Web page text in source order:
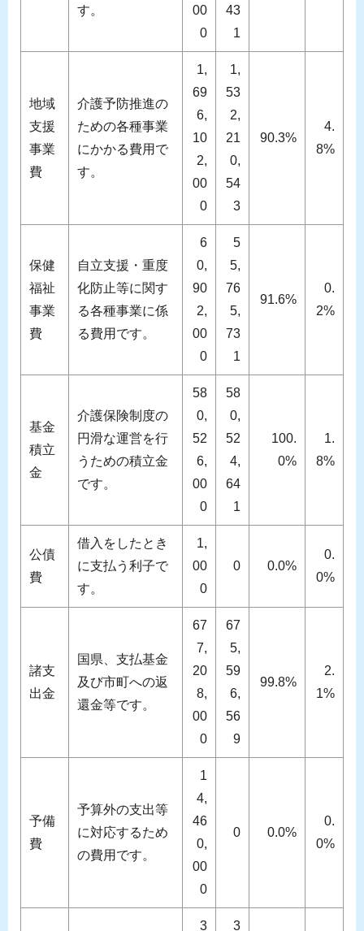
す。
00
0
43
1
地域
支援
事業
費
介護予防推進の
ための各種事業
にかかる費用で
す。
1,
69
6,
10
2,
00
0
1,
53
2,
21
0,
54
3
90.3%
4.
8%
保健
福祉
事業
費
自立支援・重度
化防止等に関す
る各種事業に係
る費用です。
6
0,
90
2,
00
0
5
5,
76
5,
73
1
91.6%
0.
2%
基金
積立
金
介護保険制度の
円滑な運営を行
うための積立金
です。
58
0,
52
6,
00
0
58
0,
52
4,
64
1
100.
0%
1.
8%
公債
費
借入をしたとき
に支払う利子で
す。
1,
00
0
0 0.0%
0.
0%
諸支
出金
国県、支払基金
及び市町への返
還金等です。
67
7,
20
8,
00
0
67
5,
59
6,
56
9
99.8%
2.
1%
予備
費
予算外の支出等
に対応するため
の費用です。
1
4,
46
0,
00
0
0 0.0%
0.
0%
3 3